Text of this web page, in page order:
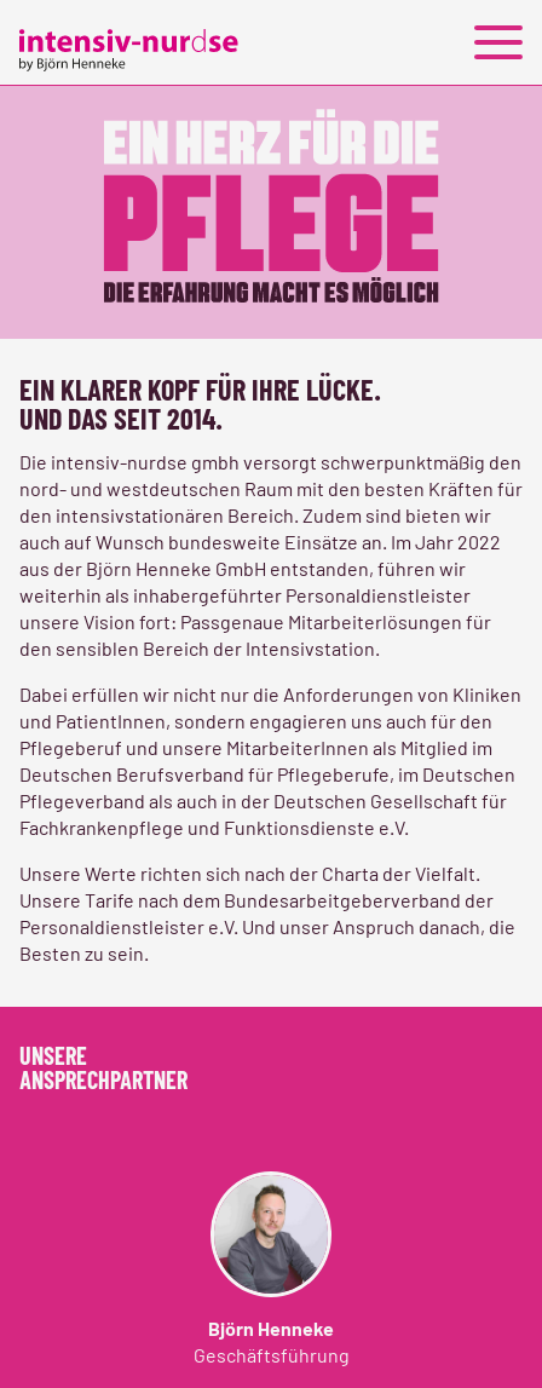
EIN KLARER KOPF FÜR IHRE LÜCKE.
UND DAS SEIT 2014.
Die intensiv-nurdse gmbh versorgt schwerpunktmäßig den
nord- und westdeutschen Raum mit den besten Kräften für
den intensivstationären Bereich. Zudem sind bieten wir
auch auf Wunsch bundesweite Einsätze an. Im Jahr 2022
aus der Björn Henneke GmbH entstanden, führen wir
weiterhin als inhabergeführter Personaldienstleister
unsere Vision fort: Passgenaue Mitarbeiterlösungen für
den sensiblen Bereich der Intensivstation.
Dabei erfüllen wir nicht nur die Anforderungen von Kliniken
und PatientInnen, sondern engagieren uns auch für den
Pflegeberuf und unsere MitarbeiterInnen als Mitglied im
Deutschen Berufsverband für Pflegeberufe, im Deutschen
Pflegeverband als auch in der Deutschen Gesellschaft für
Fachkrankenpflege und Funktionsdienste e.V.
Unsere Werte richten sich nach der Charta der Vielfalt.
Unsere Tarife nach dem Bundesarbeitgeberverband der
Personaldienstleister e.V. Und unser Anspruch danach, die
Besten zu sein.
UNSERE
ANSPRECHPARTNER
Björn Henneke
Geschäftsführung